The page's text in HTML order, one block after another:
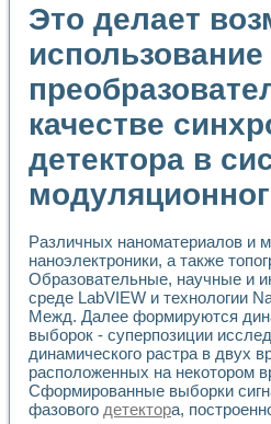
Применение NI VISION
Управление
Определение
Система управления
Лазерный
Применение средств
Разработка
Исследование
Лабораторный
Микрозондовая
Метод траекторий в
Промышленная
Автоматизация
Использование систем
Исследование
Применение LabVIEW
Это делает
использование
качестве
детектора в
Различных наноматериалов и
наноэлектроники, а также
Образовательные, научные и
среде LabVIEW и технологии
Межд. Далее формируются
выборок - суперпозиции
динамического растра в двух
расположенных на некотором
Сформированные выборки
фазового детектора,